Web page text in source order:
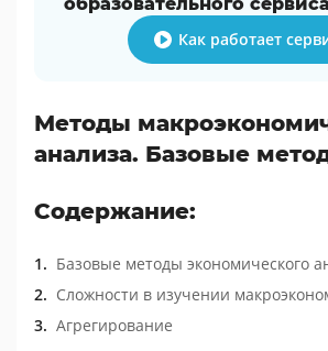
Как работает
Методы
анализа. Базовые
Содержание:
Базовые методы экономического
Сложности в изучении
Агрегирование